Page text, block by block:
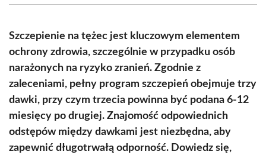
(Twitter)
Szczepienie na tężec jest kluczowym elementem
ochrony zdrowia, szczególnie w przypadku osób
narażonych na ryzyko zranień. Zgodnie z
zaleceniami, pełny program szczepień obejmuje trzy
dawki, przy czym trzecia powinna być podana 6-12
miesięcy po drugiej. Znajomość odpowiednich
odstępów między dawkami jest niezbędna, aby
zapewnić długotrwałą odporność. Dowiedz się,